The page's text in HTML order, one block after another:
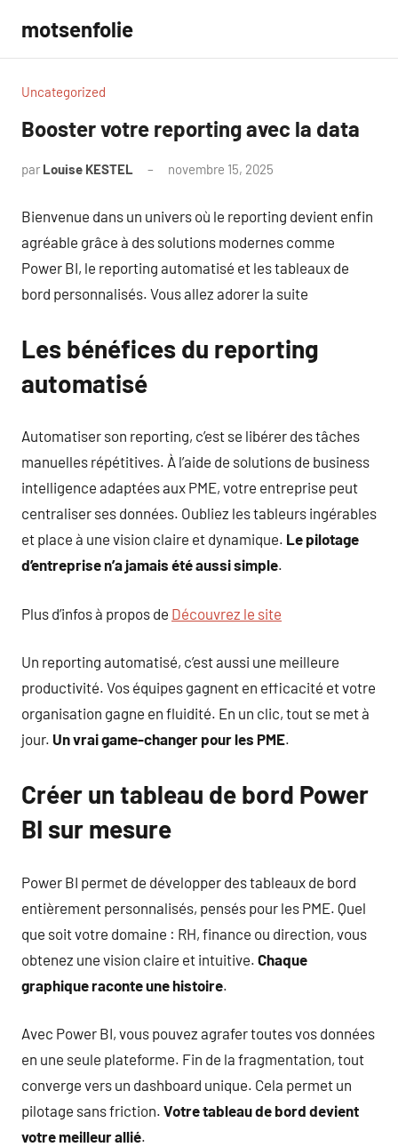
contenu
motsenfolie
Uncategorized
Booster votre reporting avec la data
par Louise KESTEL novembre 15, 2025
Bienvenue dans un univers où le reporting devient enfin
agréable grâce à des solutions modernes comme
Power BI, le reporting automatisé et les tableaux de
bord personnalisés. Vous allez adorer la suite
Les bénéfices du reporting
automatisé
Automatiser son reporting, c’est se libérer des tâches
manuelles répétitives. À l’aide de solutions de business
intelligence adaptées aux PME, votre entreprise peut
centraliser ses données. Oubliez les tableurs ingérables
et place à une vision claire et dynamique. Le pilotage
d’entreprise n’a jamais été aussi simple.
Plus d’infos à propos de Découvrez le site
Un reporting automatisé, c’est aussi une meilleure
productivité. Vos équipes gagnent en efficacité et votre
organisation gagne en fluidité. En un clic, tout se met à
jour. Un vrai game-changer pour les PME.
Créer un tableau de bord Power
BI sur mesure
Power BI permet de développer des tableaux de bord
entièrement personnalisés, pensés pour les PME. Quel
que soit votre domaine : RH, finance ou direction, vous
obtenez une vision claire et intuitive. Chaque
graphique raconte une histoire.
Avec Power BI, vous pouvez agrafer toutes vos données
en une seule plateforme. Fin de la fragmentation, tout
converge vers un dashboard unique. Cela permet un
pilotage sans friction. Votre tableau de bord devient
votre meilleur allié.